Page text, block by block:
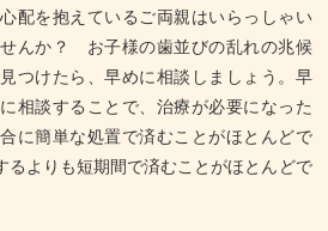
配を抱えているご両親はいらっしゃい
せんか？ お子様の歯並びの乱れの兆候
つけたら、早めに相談しましょう。早
相談することで、治療が必要になった
に簡単な処置で済むことがほとんどで
るよりも短期間で済むことがほとんどで